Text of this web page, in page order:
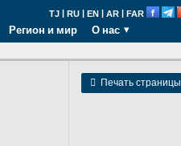
TJ | RU | EN | AR | FAR
Регион и мир О нас
 Печать страницы